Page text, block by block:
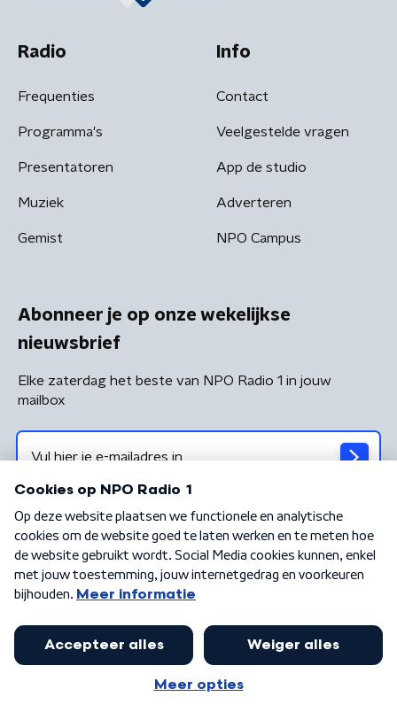
Radio
Frequenties
Programma's
Presentatoren
Muziek
Gemist
Info
Contact
Veelgestelde vragen
App de studio
Adverteren
NPO Campus
Abonneer je op onze wekelijkse
nieuwsbrief
Elke zaterdag het beste van NPO Radio 1 in jouw
mailbox
Algemene voorwaarden